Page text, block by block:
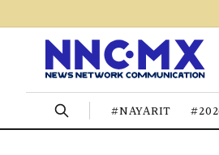
#NAYARIT